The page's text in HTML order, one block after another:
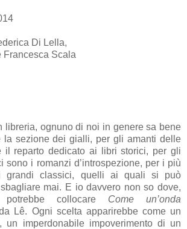
Di Lella,
Francesca Scala
libreria, ognuno di noi in genere sa bene
la sezione dei gialli, per gli amanti delle
il reparto dedicato ai libri storici, per gli
sono i romanzi d’introspezione, per i più
grandi classici, quelli ai quali si può
mai. E io davvero non so dove,
collocare Come un’onda
Lê. Ogni scelta apparirebbe come un
un imperdonabile impoverimento di un